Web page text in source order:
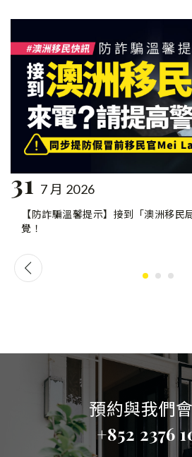
31 7 月 2026
【防詐騙溫馨提示】接到「澳洲移民
覺！
預約與我們
+852 2376